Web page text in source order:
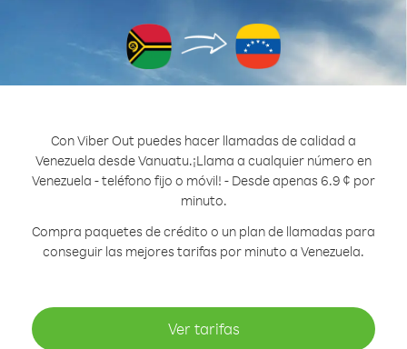
Con Viber Out puedes hacer llamadas de calidad a
Venezuela desde Vanuatu.¡Llama a cualquier número en
Venezuela - teléfono fijo o móvil! - Desde apenas 6.9 ¢ por
minuto.
Compra paquetes de crédito o un plan de llamadas para
conseguir las mejores tarifas por minuto a Venezuela.
Ver tarifas